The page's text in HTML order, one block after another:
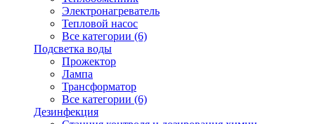
Электронагреватель
Тепловой насос
Все категории (6)
Подсветка воды
Прожектор
Лампа
Трансформатор
Все категории (6)
Дезинфекция